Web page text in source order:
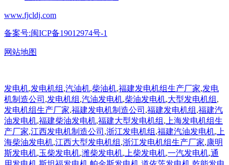
www.fjcldj.com
备案号:闽ICP备19012974号-1
网站地图
发电机,发电机组 ,汽油机,柴油机,福建发电机组生产厂家,发电
机制造公司 ,发电机组 ,汽油发电机,柴油发电机,大型发电机组 ,
发电机组生产厂家,福建发电机制造公司 ,福建发电机组 ,福建汽
油发电机,福建柴油发电机,福建大型发电机组 , 上海发电机组生
产厂家,江西发电机制造公司 ,浙江发电机组 ,福建汽油发电机, 上
海柴油发电机,江西大型发电机组 ,浙江发电机组生产厂家,康明
斯发电机,玉柴发电机,潍柴发电机, 上柴发电机,一汽发电机,通